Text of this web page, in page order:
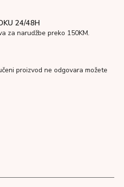
24/48H
za narudžbe preko 150KM.
proizvod ne odgovara možete